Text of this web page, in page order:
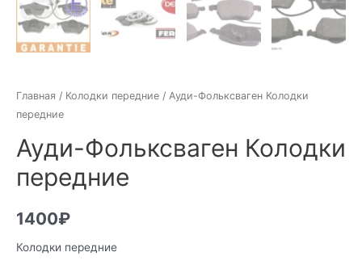
Главная / Колодки передние / Ауди-Фольксваген Колодки
передние
Ауди-Фольксваген Колодки
передние
1400₽
Колодки передние